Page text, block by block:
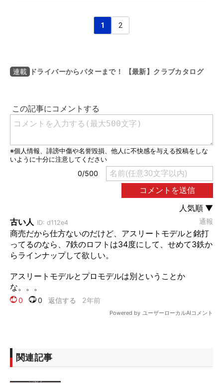
1 2
連載 ドライバーからパターまで！ 【最新】クラブカタログ
関連記事